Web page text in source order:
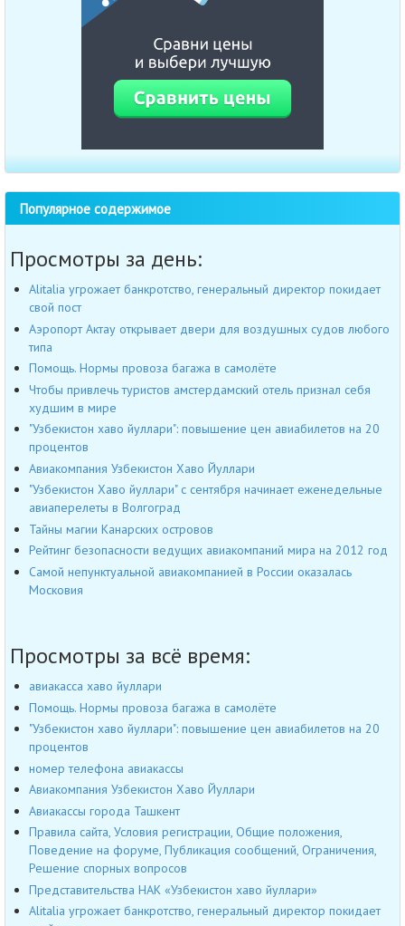
Популярное содержимое
Просмотры за день:
Alitalia угрожает банкротство, генеральный директор покидает
свой пост
Аэропорт Актау открывает двери для воздушных судов любого
типа
Помощь. Нормы провоза багажа в самолёте
Чтобы привлечь туристов амстердамский отель признал себя
худшим в мире
"Узбекистон хаво йуллари": повышение цен авиабилетов на 20
процентов
Авиакомпания Узбекистон Хаво Йуллари
"Узбекистон Хаво йуллари" с сентября начинает еженедельные
авиаперелеты в Волгоград
Тайны магии Канарских островов
Рейтинг безопасности ведущих авиакомпаний мира на 2012 год
Самой непунктуальной авиакомпанией в России оказалась
Московия
Просмотры за всё время:
авиакасса хаво йуллари
Помощь. Нормы провоза багажа в самолёте
"Узбекистон хаво йуллари": повышение цен авиабилетов на 20
процентов
номер телефона авиакассы
Авиакомпания Узбекистон Хаво Йуллари
Авиакассы города Ташкент
Правила сайта, Условия регистрации, Общие положения,
Поведение на форуме, Публикация сообщений, Ограничения,
Решение спорных вопросов
Представительства НАК «Узбекистон хаво йуллари»
Alitalia угрожает банкротство, генеральный директор покидает